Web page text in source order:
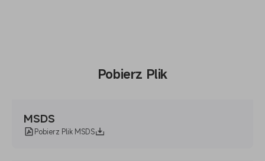
Pobierz Plik
MSDS
Pobierz Plik MSDS